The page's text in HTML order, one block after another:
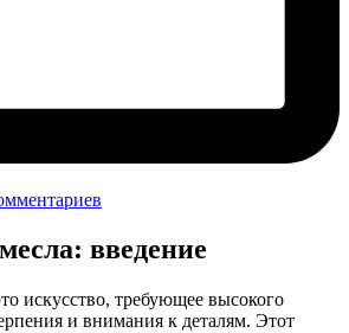
введение
искусство, требующее высокого
и внимания к деталям. Этот